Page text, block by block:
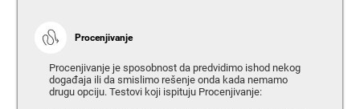
Procenjivanje
Procenjivanje je sposobnost da predvidimo ishod nekog
događaja ili da smislimo rešenje onda kada nemamo
drugu opciju. Testovi koji ispituju Procenjivanje: